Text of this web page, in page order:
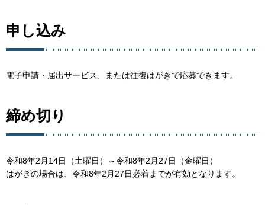
申し込み
電子申請・届出サービス、または往復はがきで応募できます。
締め切り
令和8年2月14日（土曜日）～令和8年2月27日（金曜日）
はがきの場合は、令和8年2月27日必着までが有効となります。